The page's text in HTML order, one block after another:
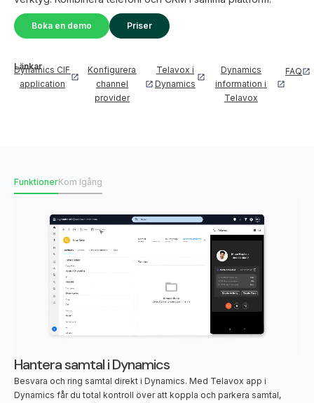
Boka en demo Priser
Länkar
Dynamics CIF
application
Konfigurera
channel
provider
Telavox i
Dynamics
Dynamics
information i
Telavox
FAQ
FunktionerKom igång
Hantera samtal i Dynamics
Besvara och ring samtal direkt i Dynamics. Med Telavox app i
Dynamics får du total kontroll över att koppla och parkera samtal,